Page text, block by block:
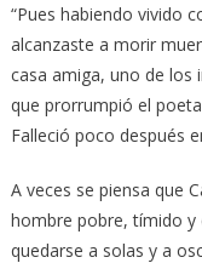
“Pues habiendo vivido
alcanzaste a morir
casa amiga, uno de los
que prorrumpió el
Falleció poco después
A veces se piensa que
hombre pobre, tímido y
quedarse a solas y a